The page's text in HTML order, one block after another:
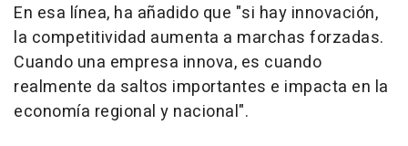
En esa línea, ha añadido que "si hay innovación,
la competitividad aumenta a marchas forzadas.
Cuando una empresa innova, es cuando
realmente da saltos importantes e impacta en la
economía regional y nacional".